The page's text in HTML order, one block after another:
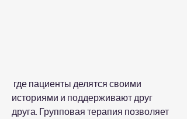
историями и поддерживают друг
друга. Групповая терапия позволяет